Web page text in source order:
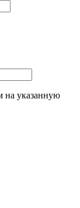
на указанную